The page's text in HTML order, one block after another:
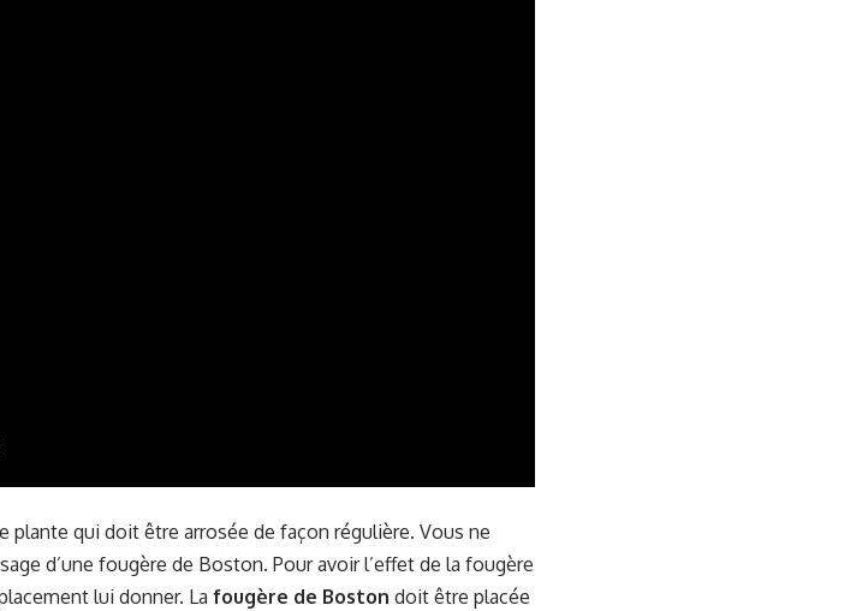
plante qui doit être arrosée de façon régulière. Vous ne
d’une fougère de Boston. Pour avoir l’effet de la fougère
lui donner. La fougère de Boston doit être placée